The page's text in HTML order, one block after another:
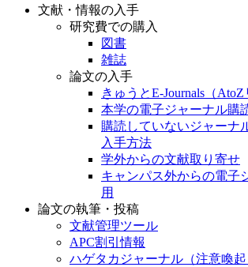
文献・情報の入手
研究費での購入
図書
雑誌
論文の入手
きゅうとE-Journals（AtoZ
本学の電子ジャーナル購
購読していないジャーナ
入手方法
学外からの文献取り寄せ
キャンパス外からの電子
用
論文の執筆・投稿
文献管理ツール
APC割引情報
ハゲタカジャーナル（注意喚起